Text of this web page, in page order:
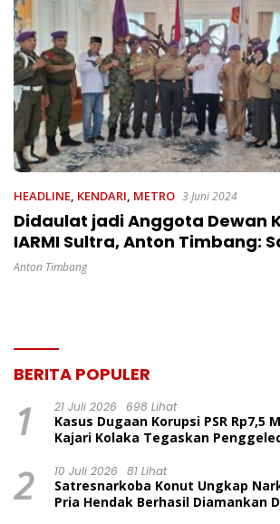
HEADLINE, KENDARI, METRO 3 Juni 2024
Didaulat jadi Anggota Dewan
IARMI Sultra, Anton Timbang:
Mengabdi untuk Organisasi
Anton Timbang
BERITA POPULER
1 21 Juli 2026 698 Lihat
Kasus Dugaan Korupsi PSR Rp7,5
Kajari Kolaka Tegaskan
2 10 Juli 2026 81 Lihat
Satresnarkoba Konut Ungkap
Pria Hendak Berhasil Diamankan